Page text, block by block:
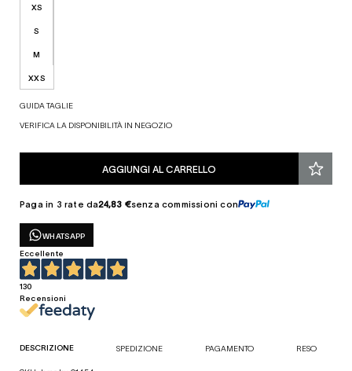
XS
S
M
XXS
GUIDA TAGLIE
VERIFICA LA DISPONIBILITÀ IN NEGOZIO
AGGIUNGI AL CARRELLO
Paga in 3 rate da24,83 €senza commissioni con
WHATSAPP
Eccellente
130
Recensioni
DESCRIZIONE SPEDIZIONE PAGAMENTO RESO